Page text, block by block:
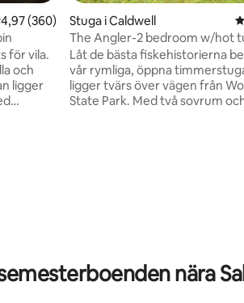
av 5 i genomsnittligt betyg, 360
4,97 (360)
för vila.
och
ligger
Stuga i Caldwell
The Angler-2 bedroom w/hot
Låt de bästa fiskehistorierna
vår rymliga, öppna
ligger tvärs över vägen från
State Park. Med två sovrum
nära